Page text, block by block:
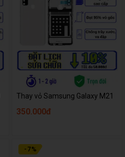
Thay vỏ Samsung Galaxy M21
350.000đ
- 7%